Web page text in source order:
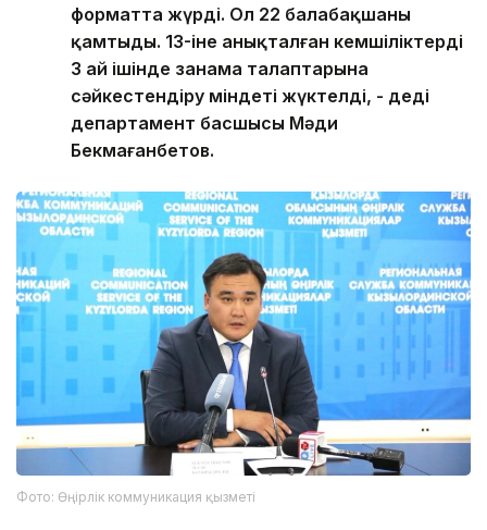
форматта жүрді. Ол 22 балабақшаны
қамтыды. 13-іне анықталған кемшіліктерді
3 ай ішінде заңнама талаптарына
сәйкестендіру міндеті жүктелді, - деді
департамент басшысы Мәди
Бекмағанбетов.
Фото: Өңірлік коммуникация қызметі